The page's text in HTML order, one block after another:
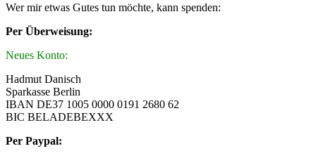
Wer mir etwas Gutes tun möchte, kann spenden:
Per Überweisung:
Neues Konto:
Hadmut Danisch
Sparkasse Berlin
IBAN DE37 1005 0000 0191 2680 62
BIC BELADEBEXXX
Per Paypal: